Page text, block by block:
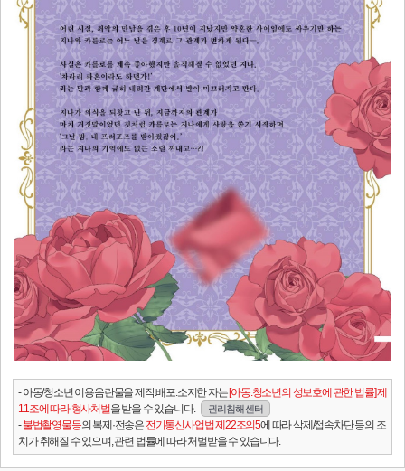
- 아동/청소년 이용음란물을 제작.배포.소지한 자는[아동.청소년의 성보호에 관한 법률] 제
11조에 따라 형사처벌을 받을 수 있습니다. 권리침해 센터
-불법촬영물등의 복제·전송은 전기통신사업법 제22조의5에 따라 삭제/접속차단 등의 조
치가 취해질 수 있으며, 관련 법률에 따라 처벌받을 수 있습니다.